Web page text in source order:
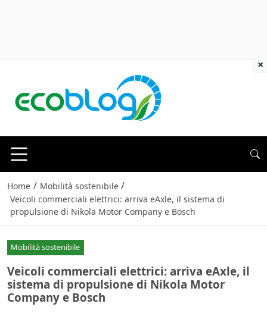
Home / Mobilità sostenibile /
Veicoli commerciali elettrici: arriva eAxle, il sistema di
propulsione di Nikola Motor Company e Bosch
Mobilità sostenibile
Veicoli commerciali elettrici: arriva eAxle, il
sistema di propulsione di Nikola Motor
Company e Bosch
×